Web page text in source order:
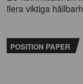
flera viktiga
POSITION PAPER